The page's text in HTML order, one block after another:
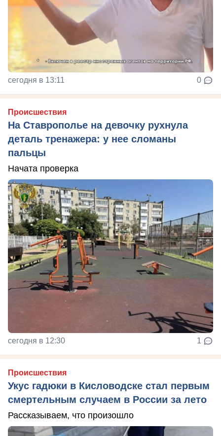
сегодня в 13:11 0
Происшествия
На Ставрополье на девочку рухнула
деталь тренажера: у нее сломаны
пальцы
Начата проверка
сегодня в 12:30 1
Происшествия
Укус гадюки в Кисловодске стал первым
смертельным случаем в России за лето
Рассказываем, что произошло